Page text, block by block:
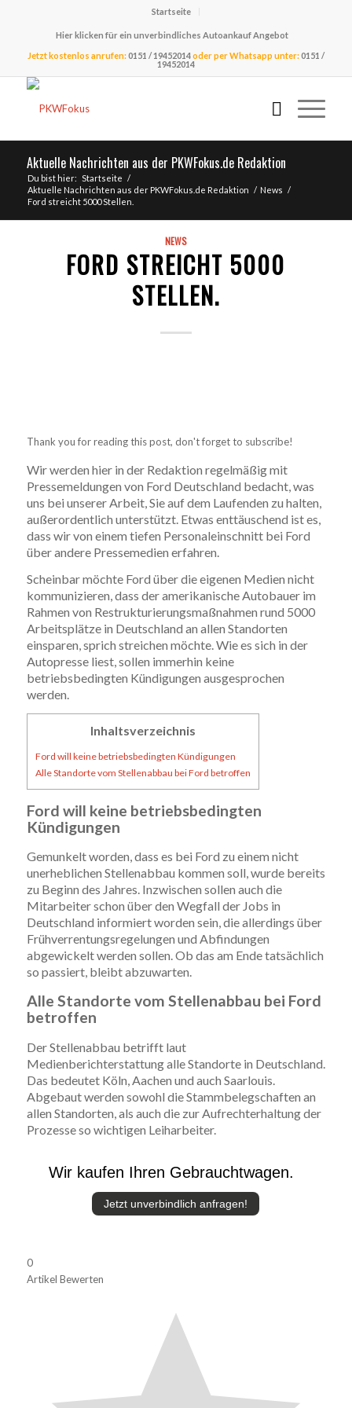
Startseite
Hier klicken für ein unverbindliches Autoankauf Angebot
Jetzt kostenlos anrufen:0151 / 19452014oder per Whatsapp unter:0151 /
19452014
Aktuelle Nachrichten aus der PKWFokus.de Redaktion
Du bist hier: Startseite /
Aktuelle Nachrichten aus der PKWFokus.de Redaktion / News /
Ford streicht 5000 Stellen.
NEWS
FORD STREICHT 5000
STELLEN.
Thank you for reading this post, don't forget to subscribe!
Wir werden hier in der Redaktion regelmäßig mit
Pressemeldungen von Ford Deutschland bedacht, was
uns bei unserer Arbeit, Sie auf dem Laufenden zu halten,
außerordentlich unterstützt. Etwas enttäuschend ist es,
dass wir von einem tiefen Personaleinschnitt bei Ford
über andere Pressemedien erfahren.
Scheinbar möchte Ford über die eigenen Medien nicht
kommunizieren, dass der amerikanische Autobauer im
Rahmen von Restrukturierungsmaßnahmen rund 5000
Arbeitsplätze in Deutschland an allen Standorten
einsparen, sprich streichen möchte. Wie es sich in der
Autopresse liest, sollen immerhin keine
betriebsbedingten Kündigungen ausgesprochen
werden.
Inhaltsverzeichnis
Ford will keine betriebsbedingten Kündigungen
Alle Standorte vom Stellenabbau bei Ford betroffen
Ford will keine betriebsbedingten
Kündigungen
Gemunkelt worden, dass es bei Ford zu einem nicht
unerheblichen Stellenabbau kommen soll, wurde bereits
zu Beginn des Jahres. Inzwischen sollen auch die
Mitarbeiter schon über den Wegfall der Jobs in
Deutschland informiert worden sein, die allerdings über
Frühverrentungsregelungen und Abfindungen
abgewickelt werden sollen. Ob das am Ende tatsächlich
so passiert, bleibt abzuwarten.
Alle Standorte vom Stellenabbau bei Ford
betroffen
Der Stellenabbau betrifft laut
Medienberichterstattung alle Standorte in Deutschland.
Das bedeutet Köln, Aachen und auch Saarlouis.
Abgebaut werden sowohl die Stammbelegschaften an
allen Standorten, als auch die zur Aufrechterhaltung der
Prozesse so wichtigen Leiharbeiter.
Wir kaufen Ihren Gebrauchtwagen.
Jetzt unverbindlich anfragen!
0
Artikel Bewerten